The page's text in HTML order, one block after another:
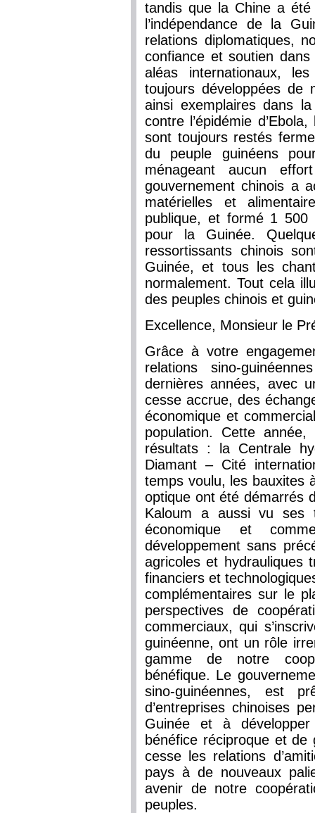
tandis que la Chine a
l’indépendance de la
relations diplomatiques,
confiance et soutien
aléas internationaux,
toujours développées de
ainsi exemplaires dans
contre l’épidémie
sont toujours restés
du peuple guinéens
ménageant aucun
gouvernement chinois a
matérielles et
publique, et formé 1 500
pour la Guinée.
ressortissants chinois
Guinée, et tous les
normalement. Tout cela
des peuples chinois et
Excellence, Monsieur le
Grâce à votre
relations sino-
dernières années, avec
cesse accrue, des
économique et
population. Cette
résultats : la Centrale
Diamant – Cité
temps voulu, les bauxites
optique ont été démarrés
Kaloum a aussi vu ses
économique et
développement sans
agricoles et hydrauliques
financiers et
complémentaires sur le
perspectives de
commerciaux, qui
guinéenne, ont un rôle
gamme de notre
bénéfique. Le
sino-guinéennes, est
d’entreprises chinoises
Guinée et à
bénéfice réciproque et
cesse les relations
pays à de nouveaux
avenir de notre
peuples.